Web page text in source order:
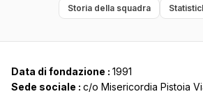
Storia della squadra
Data di fondazione : 1991
Sede sociale : c/o Misericordia Pistoia